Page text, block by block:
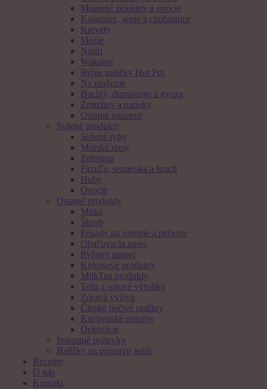
Mrazené zeleniny a ovocie
Kalamáre, sépie a chobotnice
Krevety
Mušle
Nigiri
Wakame
Rybie guličky Hot Pot
Na praženie
Buchty, dumplings a gyoza
Zmrzliny a nanuky
Ostatné mrazené
Sušené produkty
Sušené ryby
Morské riasy
Zelenina
Fazuľa, semienka a hrach
Huby
Ovocie
Ostatné produkty
Múka
Škrob
Prísady na varenie a pečenie
Obaľovacia zmes
Ryžový papier
Kokosové produkty
MilkTea produkty
Tofu a sojové výrobky
Zdravá výživa
Čínske liečivé rastliny
Kuchynské potreby
Dekorácie
Instantné polievky
Balíčky na prípravu jedál
Recepty
O nás
Kontakt